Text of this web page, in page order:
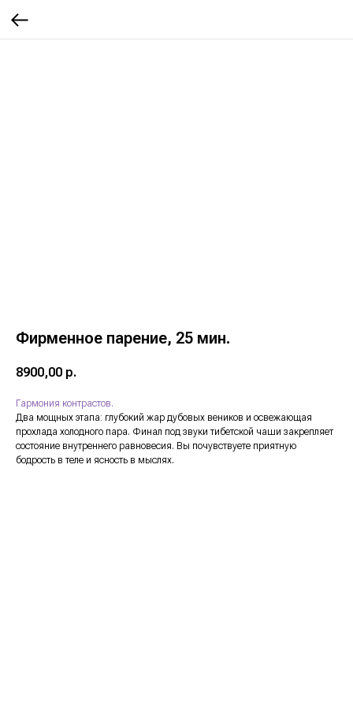
Фирменное парение, 25 мин.
8900,00 р.
Гармония контрастов.
Два мощных этапа: глубокий жар дубовых веников и освежающая
прохлада холодного пара. Финал под звуки тибетской чаши закрепляет
состояние внутреннего равновесия. Вы почувствуете приятную
бодрость в теле и ясность в мыслях.